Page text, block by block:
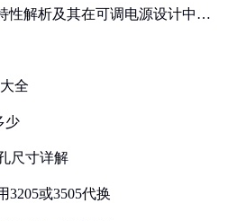
性解析及其在可调电源设计中的
全
少
尺寸详解
3205或3505代换